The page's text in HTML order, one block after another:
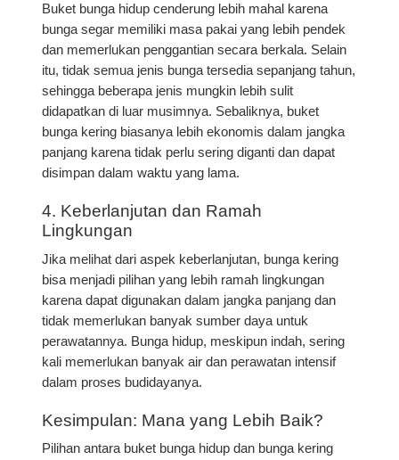
Buket bunga hidup cenderung lebih mahal karena
bunga segar memiliki masa pakai yang lebih pendek
dan memerlukan penggantian secara berkala. Selain
itu, tidak semua jenis bunga tersedia sepanjang tahun,
sehingga beberapa jenis mungkin lebih sulit
didapatkan di luar musimnya. Sebaliknya, buket
bunga kering biasanya lebih ekonomis dalam jangka
panjang karena tidak perlu sering diganti dan dapat
disimpan dalam waktu yang lama.
4. Keberlanjutan dan Ramah
Lingkungan
Jika melihat dari aspek keberlanjutan, bunga kering
bisa menjadi pilihan yang lebih ramah lingkungan
karena dapat digunakan dalam jangka panjang dan
tidak memerlukan banyak sumber daya untuk
perawatannya. Bunga hidup, meskipun indah, sering
kali memerlukan banyak air dan perawatan intensif
dalam proses budidayanya.
Kesimpulan: Mana yang Lebih Baik?
Pilihan antara buket bunga hidup dan bunga kering